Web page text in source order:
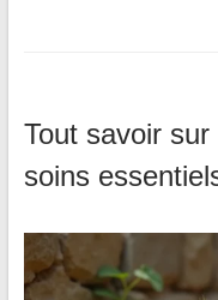
Tout savoir sur
soins